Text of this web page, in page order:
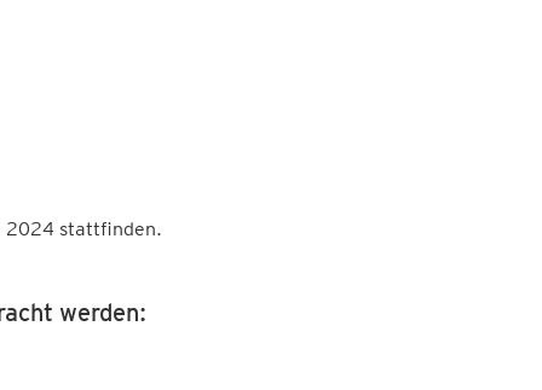
2024 stattfinden.
werden: